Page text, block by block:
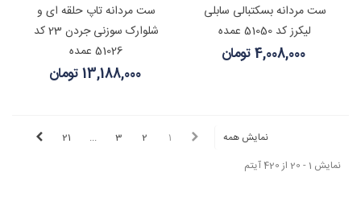
ست مردانه بسکتبالی سابلی
لیکرز کد 51050 عمده
4,008,000 تومان
ست مردانه تاپ حلقه ای و
شلوارک سوزنی جردن 23 کد
51026 عمده
13,188,000 تومان
1
2
3
...
21
نمایش همه
نمایش 1 - 20 از 420 آیتم